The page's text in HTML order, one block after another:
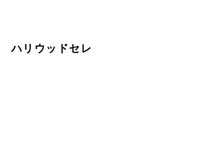
ハリウッドセレ